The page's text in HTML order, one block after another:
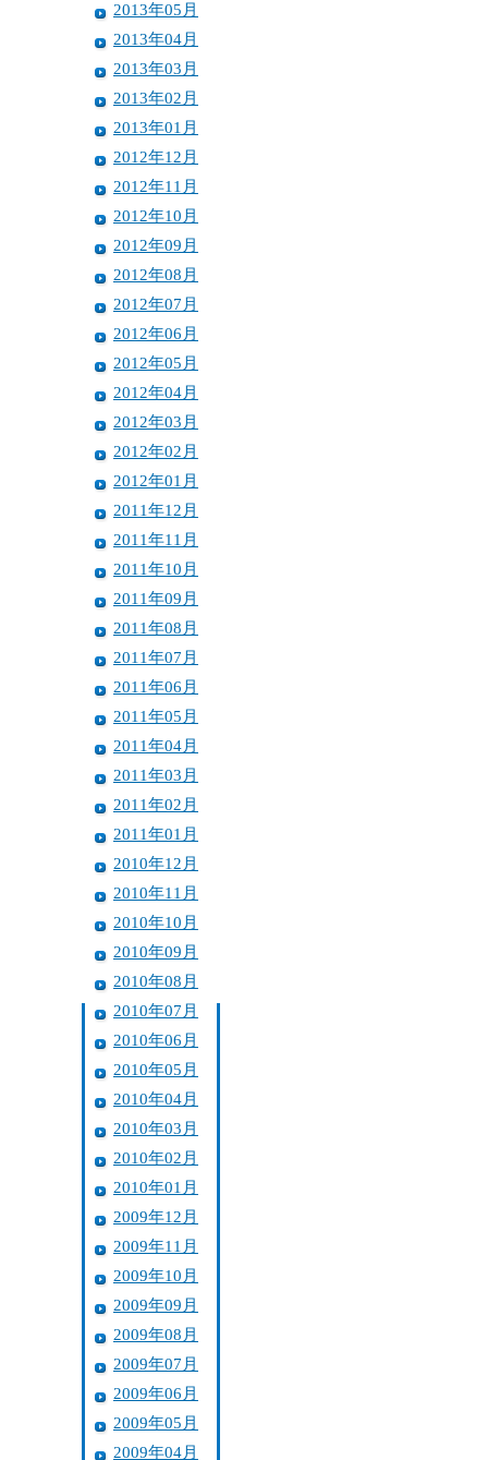
2013年05月
2013年04月
2013年03月
2013年02月
2013年01月
2012年12月
2012年11月
2012年10月
2012年09月
2012年08月
2012年07月
2012年06月
2012年05月
2012年04月
2012年03月
2012年02月
2012年01月
2011年12月
2011年11月
2011年10月
2011年09月
2011年08月
2011年07月
2011年06月
2011年05月
2011年04月
2011年03月
2011年02月
2011年01月
2010年12月
2010年11月
2010年10月
2010年09月
2010年08月
2010年07月
2010年06月
2010年05月
2010年04月
2010年03月
2010年02月
2010年01月
2009年12月
2009年11月
2009年10月
2009年09月
2009年08月
2009年07月
2009年06月
2009年05月
2009年04月